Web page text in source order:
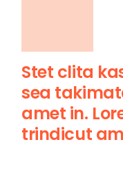
Stet clita
sea
amet in.
trindicut